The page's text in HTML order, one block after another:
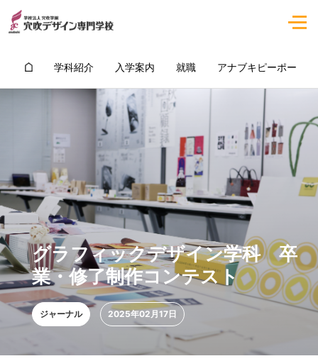
学科紹介 入学案内 就職 アナブキピーポー
グラフィックデザイン学科 卒
業・修了制作コンテスト
ジャーナル 2025年02月17日